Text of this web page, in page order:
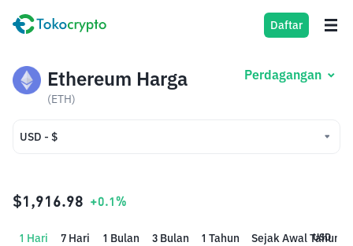
Daftar
Ethereum Harga
(ETH)
Perdagangan
USD - $
IDR - Rp
$1,916.98 +0.1%
1 Hari 7 Hari 1 Bulan 3 Bulan 1 Tahun Sejak Awal Tahun
USD